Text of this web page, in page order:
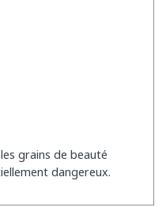
grains de beauté
dangereux.